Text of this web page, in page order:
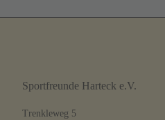
Sportfreunde Harteck e.V.
Trenkleweg 5